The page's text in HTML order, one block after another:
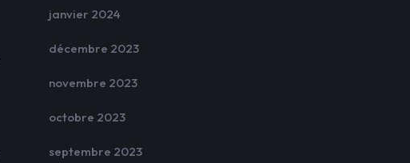
janvier 2024
décembre 2023
novembre 2023
octobre 2023
septembre 2023